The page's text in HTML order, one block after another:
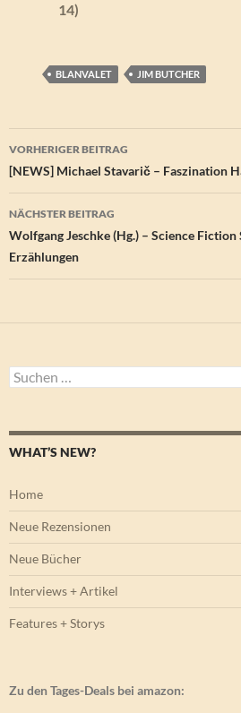
14)
BLANVALET JIM BUTCHER
Beitragsnavigation
VORHERIGER BEITRAG
[NEWS] Michael Stavarič – Faszination
NÄCHSTER BEITRAG
Wolfgang Jeschke (Hg.) – Science Fiction
Erzählungen
Suchen
nach:
WHAT’S NEW?
Home
Neue Rezensionen
Neue Bücher
Interviews + Artikel
Features + Storys
Zu den Tages-Deals bei amazon: